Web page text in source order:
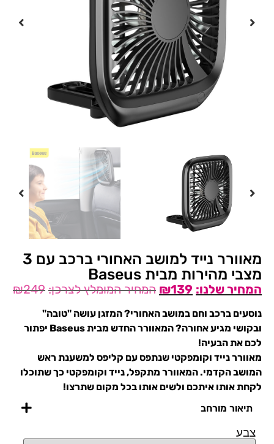
מאוורר נייד למושב האחורי ברכב עם 3
מצבי מהירות מבית Baseus
₪249 ₪139
נוסעים ברכב וחם במושב האחורי? המזגן עושה "טובה"
ובקושי מגיע אחורה? המאוורר החדש מבית Baseus יפתור
לכם את הבעיה!
מאוורר נייד וקומפקטי שנתפס עם קליפס למשענת ראש
המושב הקדמי. המאוורר מתקפל, נייד וקומפקטי כך שתוכלו
לקחת אותו איתכם ולשים אותו בכל מקום שתרצו!
תיאור מורחב
צבע